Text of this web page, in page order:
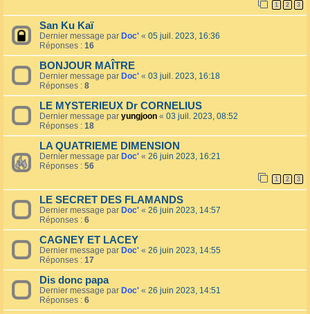
1 2 3
San Ku Kaï
Dernier message par Doc' « 05 juil. 2023, 16:36
Réponses : 16
BONJOUR MAÎTRE
Dernier message par Doc' « 03 juil. 2023, 16:18
Réponses : 8
LE MYSTERIEUX Dr CORNELIUS
Dernier message par yungjoon « 03 juil. 2023, 08:52
Réponses : 18
LA QUATRIEME DIMENSION
Dernier message par Doc' « 26 juin 2023, 16:21
Réponses : 56
1 2 3
LE SECRET DES FLAMANDS
Dernier message par Doc' « 26 juin 2023, 14:57
Réponses : 6
CAGNEY ET LACEY
Dernier message par Doc' « 26 juin 2023, 14:55
Réponses : 17
Dis donc papa
Dernier message par Doc' « 26 juin 2023, 14:51
Réponses : 6